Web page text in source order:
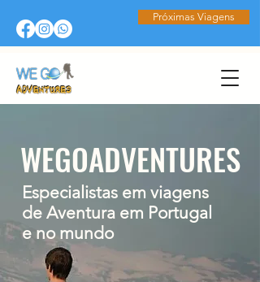
Próximas Viagens
WEGOADVENTURES
Especialistas em viagens
de Aventura em Portugal
e no mundo